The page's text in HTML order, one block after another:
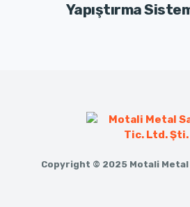
Yapıştırma
Copyright © 2025 Motali Metal